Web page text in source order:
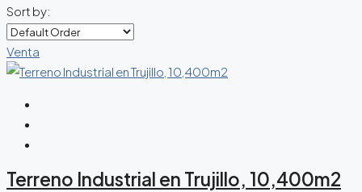
Sort by:
Venta
Terreno Industrial en Trujillo, 10,400m2